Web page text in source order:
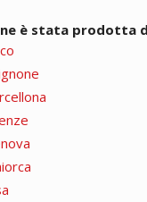
è stata prodotta